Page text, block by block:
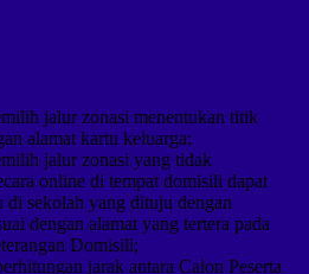
jalur zonasi menentukan titik
alamat kartu keluarga;
jalur zonasi yang tidak
online di tempat domisili dapat
di sekolah yang dituju dengan
dengan alamat yang tertera pada
Domisili;
jarak antara Calon Peserta